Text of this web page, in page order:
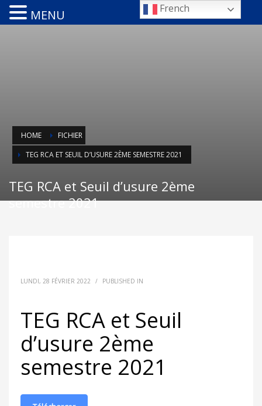
HOME
FICHIER
TEG RCA ET SEUIL D’USURE 2ÈME SEMESTRE 2021
TEG RCA et Seuil d’usure 2ème
semestre 2021
LUNDI, 28 FÉVRIER 2022 / PUBLISHED IN
TEG RCA et Seuil
d’usure 2ème
semestre 2021
French
MENU